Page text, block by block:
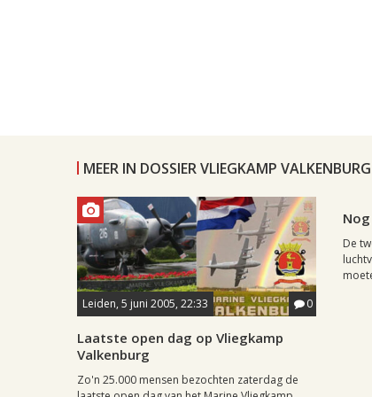
MEER IN DOSSIER VLIEGKAMP VALKENBURG
Leiden, 5 juni 2005, 22:33 0
Laatste open dag op Vliegkamp
Valkenburg
Zo'n 25.000 mensen bezochten zaterdag de
De